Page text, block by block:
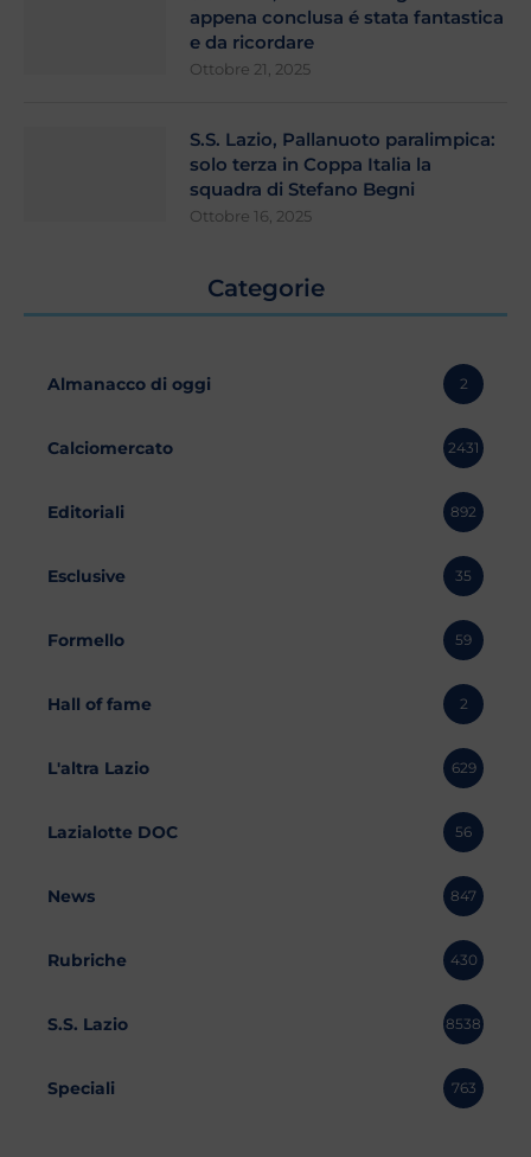
appena conclusa é stata fantastica
e da ricordare
Ottobre 21, 2025
S.S. Lazio, Pallanuoto paralimpica:
solo terza in Coppa Italia la
squadra di Stefano Begni
Ottobre 16, 2025
Categorie
Almanacco di oggi 2
Calciomercato 2431
Editoriali 892
Esclusive 35
Formello 59
Hall of fame 2
L'altra Lazio 629
Lazialotte DOC 56
News 847
Rubriche 430
S.S. Lazio 8538
Speciali 763